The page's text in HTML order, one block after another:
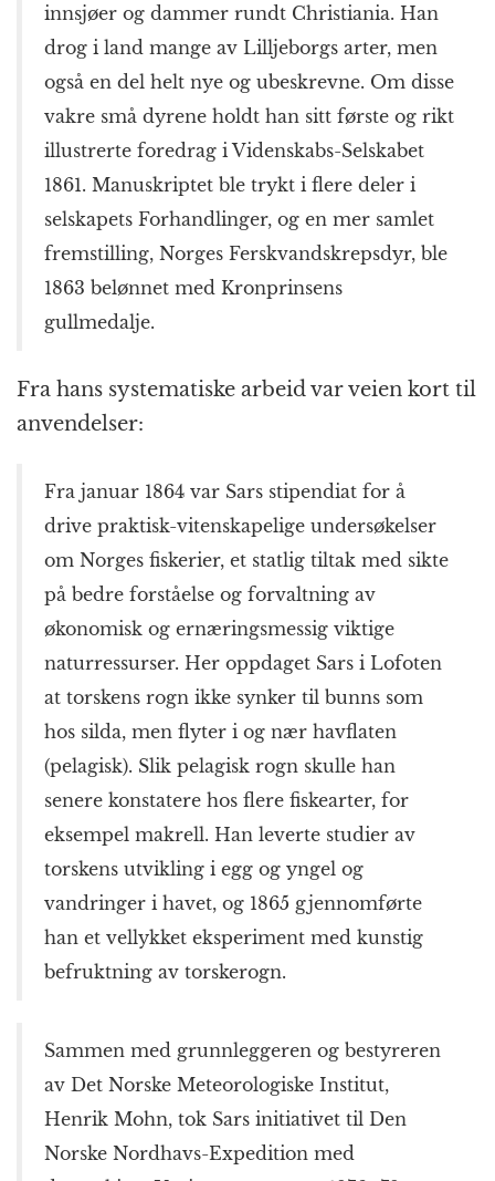
innsjøer og dammer rundt Christiania. Han
drog i land mange av Lilljeborgs arter, men
også en del helt nye og ubeskrevne. Om disse
vakre små dyrene holdt han sitt første og rikt
illustrerte foredrag i Videnskabs-Selskabet
1861. Manuskriptet ble trykt i flere deler i
selskapets Forhandlinger, og en mer samlet
fremstilling, Norges Ferskvandskrepsdyr, ble
1863 belønnet med Kronprinsens
gullmedalje.
Fra hans systematiske arbeid var veien kort til
anvendelser:
Fra januar 1864 var Sars stipendiat for å
drive praktisk-vitenskapelige undersøkelser
om Norges fiskerier, et statlig tiltak med sikte
på bedre forståelse og forvaltning av
økonomisk og ernæringsmessig viktige
naturressurser. Her oppdaget Sars i Lofoten
at torskens rogn ikke synker til bunns som
hos silda, men flyter i og nær havflaten
(pelagisk). Slik pelagisk rogn skulle han
senere konstatere hos flere fiskearter, for
eksempel makrell. Han leverte studier av
torskens utvikling i egg og yngel og
vandringer i havet, og 1865 gjennomførte
han et vellykket eksperiment med kunstig
befruktning av torskerogn.
Sammen med grunnleggeren og bestyreren
av Det Norske Meteorologiske Institut,
Henrik Mohn, tok Sars initiativet til Den
Norske Nordhavs-Expedition med